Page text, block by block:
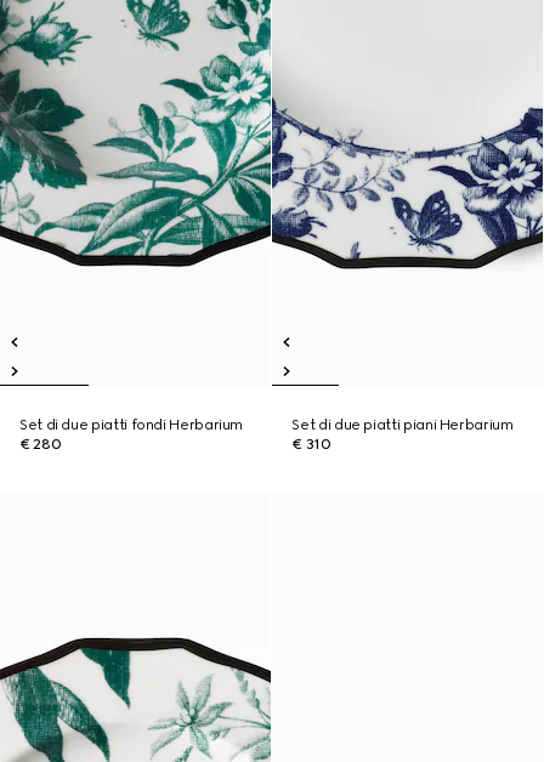
Set di due piatti fondi Herbarium
€ 280
Set di due piatti piani Herbarium
€ 310